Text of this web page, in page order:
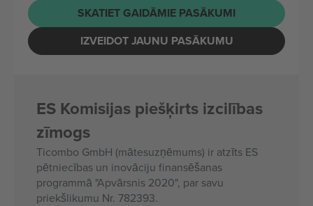
SKATIET GAIDĀMIE PASĀKUMI
IZVEIDOT JAUNU PASĀKUMU
ES Komisijas piešķirts izcilības
zīmogs
Ticombo GmbH (mātesuzņēmums) ir atzīts ES
pētniecības un inovāciju finansēšanas
programmā "Apvārsnis 2020", par savu
priekšlikumu Nr. 782393.